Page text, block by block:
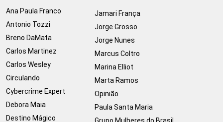
Ana Paula Franco
Antonio Tozzi
Breno DaMata
Carlos Martinez
Carlos Wesley
Circulando
Cybercrime Expert
Debora Maia
Destino Mágico
Jamari França
Jorge Grosso
Jorge Nunes
Marcus Coltro
Marina Elliot
Marta Ramos
Opinião
Paula Santa Maria
Grupo Mulheres do Brasil